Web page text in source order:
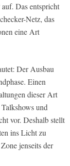
Das entspricht
Netz, das
eine Art
Der Ausbau
Einen
dieser Art
und
vor. Deshalb stellt
ins Licht zu
jenseits der